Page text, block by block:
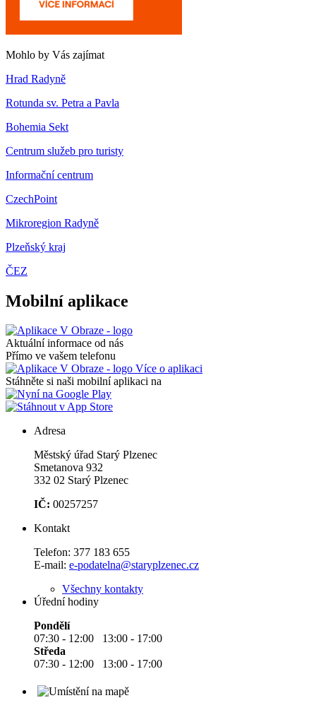
Mohlo by Vás zajímat
Hrad Radyně
Rotunda sv. Petra a Pavla
Bohemia Sekt
Centrum služeb pro turisty
Informační centrum
CzechPoint
Mikroregion Radyně
Plzeňský kraj
ČEZ
Mobilní aplikace
Aktuální informace od nás
Přímo ve vašem telefonu
Více o aplikaci
Stáhněte si naši mobilní aplikaci na
Adresa
Městský úřad Starý Plzenec
Smetanova 932
332 02 Starý Plzenec
IČ: 00257257
Kontakt
Telefon: 377 183 655
E-mail: e-podatelna@staryplzenec.cz
Všechny kontakty
Úřední hodiny
Pondělí
07:30 - 12:00 13:00 - 17:00
Středa
07:30 - 12:00 13:00 - 17:00